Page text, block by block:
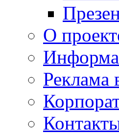
О
Реклама